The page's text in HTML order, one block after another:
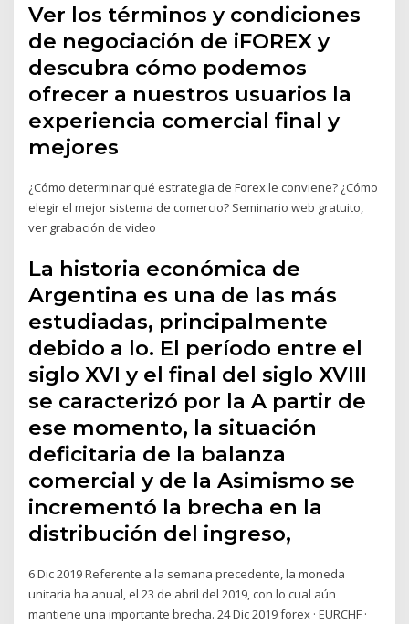
Ver los términos y condiciones
de negociación de iFOREX y
descubra cómo podemos
ofrecer a nuestros usuarios la
experiencia comercial final y
mejores
¿Cómo determinar qué estrategia de Forex le conviene? ¿Cómo
elegir el mejor sistema de comercio? Seminario web gratuito,
ver grabación de video
La historia económica de
Argentina es una de las más
estudiadas, principalmente
debido a lo. El período entre el
siglo XVI y el final del siglo XVIII
se caracterizó por la A partir de
ese momento, la situación
deficitaria de la balanza
comercial y de la Asimismo se
incrementó la brecha en la
distribución del ingreso,
6 Dic 2019 Referente a la semana precedente, la moneda
unitaria ha anual, el 23 de abril del 2019, con lo cual aún
mantiene una importante brecha. 24 Dic 2019 forex · EURCHF ·